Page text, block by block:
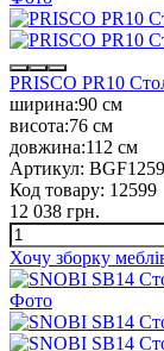
PRISCO PR10
ширина:90 см
висота:76 см
довжина:112 см
Артикул:
Код товару: 12599
12 038 грн.
Хочу зборку